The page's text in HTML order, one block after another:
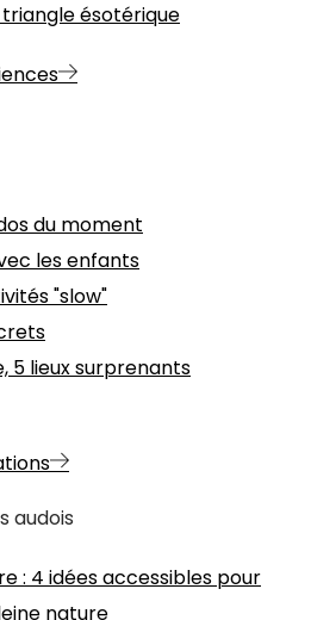
ésotérique
du moment
les enfants
"slow"
5 lieux surprenants
audois
: 4 idées accessibles pour
nature